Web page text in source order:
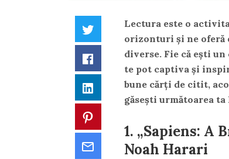
Twitter
Facebook
LinkedIn
Lectura este o
orizonturi și ne oferă
diverse. Fie că ești
te pot captiva și
bune cărți de citit,
găsești următoarea
1. „Sapiens: A
Noah Harari